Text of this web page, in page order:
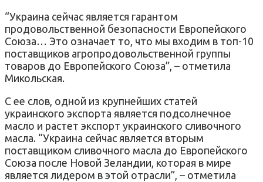
“Украина сейчас является гарантом
продовольственной безопасности Европейского
Союза… Это означает то, что мы входим в топ-10
поставщиков агропродовольственной группы
товаров до Европейского Союза”, – отметила
Микольская.
С ее слов, одной из крупнейших статей
украинского экспорта является подсолнечное
масло и растет экспорт украинского сливочного
масла. “Украина сейчас является вторым
поставщиком сливочного масла до Европейского
Союза после Новой Зеландии, которая в мире
является лидером в этой отрасли”, – отметила